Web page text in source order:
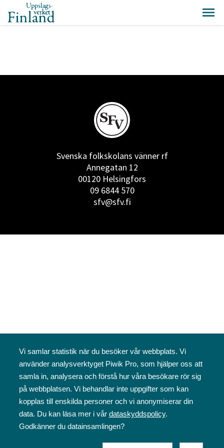
Svenska folkskolans vänner rf
Annegatan 12
00120 Helsingfors
09 6844 570
sfv@sfv.fi
Vi samlar statistik när du besöker vår webbplats. Vi
använder analysverktyget Piwik Pro, som hjälper oss att
samla in, analysera och förstå hur våra besökare rör sig
på webbplatsen. Vi behandlar inte uppgifter som kan
kopplas till enskilda personer och vi anonymiserar din
data. Du kan läsa mer i vår dataskyddspolicy.
Godkänner du datainsamlingen?